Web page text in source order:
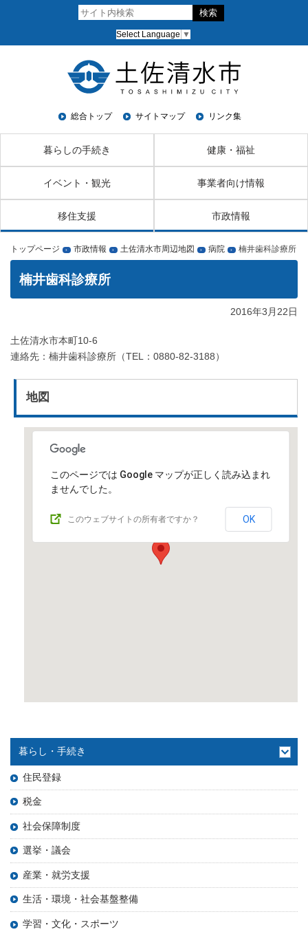
Select Language ▼
総合トップ サイトマップ リンク集
暮らしの手続き 健康・福祉
イベント・観光 事業者向け情報
移住支援 市政情報
トップページ › 市政情報 › 土佐清水市周辺地図 › 病院 › 楠井歯科診療所
楠井歯科診療所
2016年3月22日
土佐清水市本町10-6
連絡先：楠井歯科診療所（TEL：0880-82-3188）
地図
このページでは Google マップが正しく読み込まれ
ませんでした。
このウェブサイトの所有者ですか？ OK
暮らし・手続き
住民登録
税金
社会保障制度
選挙・議会
産業・就労支援
生活・環境・社会基盤整備
学習・文化・スポーツ